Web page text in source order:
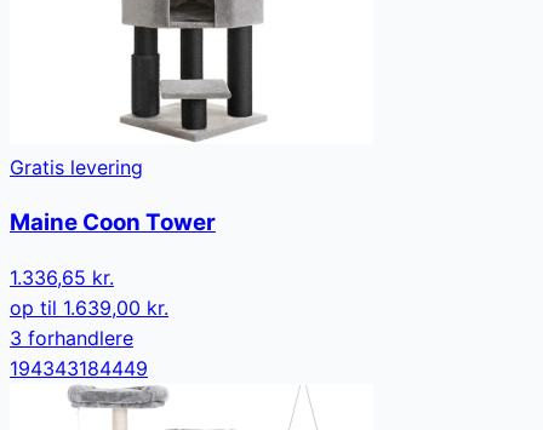
Gratis levering
Maine Coon Tower
1.336,65 kr.
op til 1.639,00 kr.
3 forhandlere
194343184449